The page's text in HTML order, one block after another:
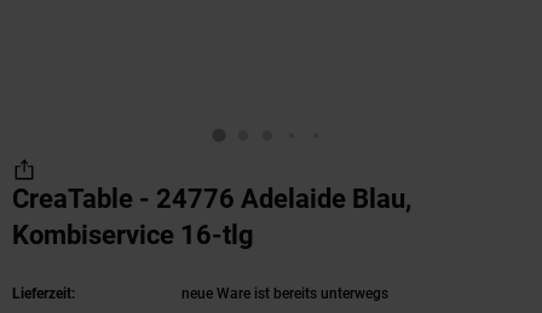
CreaTable - 24776 Adelaide Blau,
Kombiservice 16-tlg
Lieferzeit: neue Ware ist bereits unterwegs